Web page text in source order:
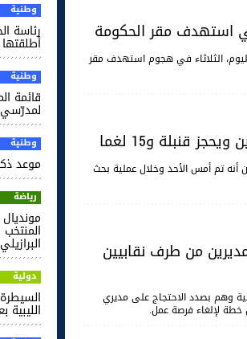
اليوم، الثلاثاء في هجوم استهدف مقر
قنبلة و15 لغما
أنه تم أمس الأحد وخلال عملية بحث
من طرف نقابيين
وهم بصدد الاحتجاج على مديري
خطة لإلغاء فرصة عمل.
وطنية
رئاسة
وطنية
قائمة
لمدرّسي
وطنية
موعد
رياضة
دولية